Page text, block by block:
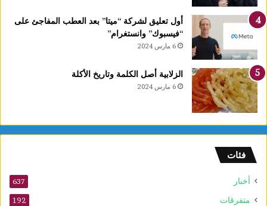
أول تعليق لشركة “ميتا” بعد العطب المفاجئ على
“فيسبوك” وانستغرام”
6 مارس 2024
الزلابية أصل الكلمة وتاريخ الأكلة
6 مارس 2024
فئات
أخبار 637
متفرقات 192